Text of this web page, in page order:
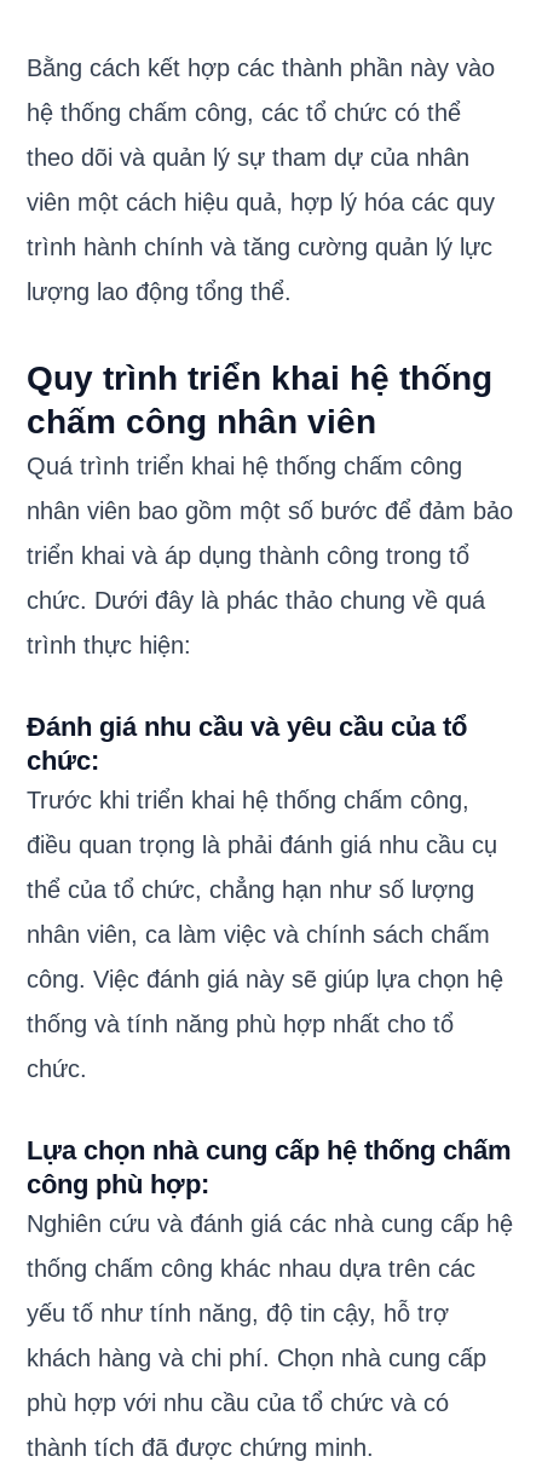
Bằng cách kết hợp các thành phần này vào
hệ thống chấm công, các tổ chức có thể
theo dõi và quản lý sự tham dự của nhân
viên một cách hiệu quả, hợp lý hóa các quy
trình hành chính và tăng cường quản lý lực
lượng lao động tổng thể.
Quy trình triển khai hệ thống
chấm công nhân viên
Quá trình triển khai hệ thống chấm công
nhân viên bao gồm một số bước để đảm bảo
triển khai và áp dụng thành công trong tổ
chức. Dưới đây là phác thảo chung về quá
trình thực hiện:
Đánh giá nhu cầu và yêu cầu của tổ
chức:
Trước khi triển khai hệ thống chấm công,
điều quan trọng là phải đánh giá nhu cầu cụ
thể của tổ chức, chẳng hạn như số lượng
nhân viên, ca làm việc và chính sách chấm
công. Việc đánh giá này sẽ giúp lựa chọn hệ
thống và tính năng phù hợp nhất cho tổ
chức.
Lựa chọn nhà cung cấp hệ thống chấm
công phù hợp:
Nghiên cứu và đánh giá các nhà cung cấp hệ
thống chấm công khác nhau dựa trên các
yếu tố như tính năng, độ tin cậy, hỗ trợ
khách hàng và chi phí. Chọn nhà cung cấp
phù hợp với nhu cầu của tổ chức và có
thành tích đã được chứng minh.